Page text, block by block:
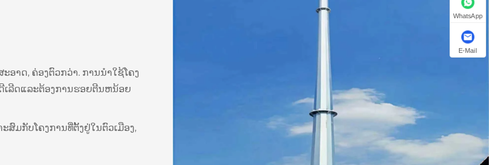
ອາດ, ຄ່ອງຕົວກວ່າ. ການນໍາໃຊ້ໂຄງ
ເລີດແລະຕ້ອງການຮອຍຕີນຫນ້ອຍ
ສົມກັບໂຄງການທີ່ຕັ້ງຢູ່ໃນຕົວເມືອງ,
WhatsApp
E-Mail